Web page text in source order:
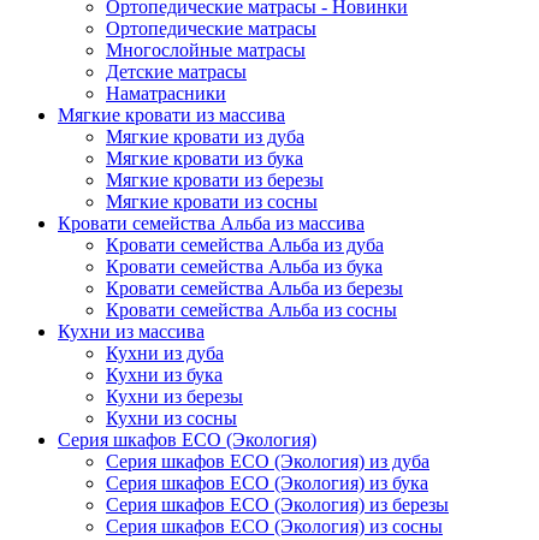
Ортопедические матрасы - Новинки
Ортопедические матрасы
Многослойные матрасы
Детские матрасы
Наматрасники
Мягкие кровати из массива
Мягкие кровати из дуба
Мягкие кровати из бука
Мягкие кровати из березы
Мягкие кровати из сосны
Кровати семейства Альба из массива
Кровати семейства Альба из дуба
Кровати семейства Альба из бука
Кровати семейства Альба из березы
Кровати семейства Альба из сосны
Кухни из массива
Кухни из дуба
Кухни из бука
Кухни из березы
Кухни из сосны
Серия шкафов ECO (Экология)
Серия шкафов ECO (Экология) из дуба
Серия шкафов ECO (Экология) из бука
Серия шкафов ECO (Экология) из березы
Серия шкафов ECO (Экология) из сосны